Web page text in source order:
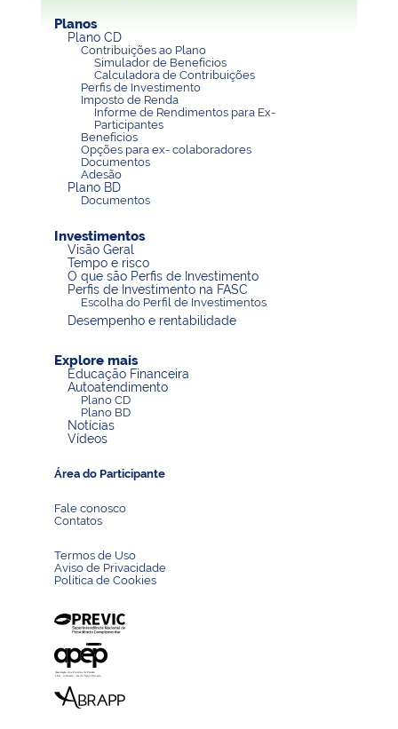
Planos
Plano CD
Contribuições ao Plano
Simulador de Benefícios
Calculadora de Contribuições
Perfis de Investimento
Imposto de Renda
Informe de Rendimentos para Ex-
Participantes
Benefícios
Opções para ex- colaboradores
Documentos
Adesão
Plano BD
Documentos
Investimentos
Visão Geral
Tempo e risco
O que são Perfis de Investimento
Perfis de Investimento na FASC
Escolha do Perfil de Investimentos
Desempenho e rentabilidade
Explore mais
Educação Financeira
Autoatendimento
Plano CD
Plano BD
Notícias
Vídeos
Área do Participante
Fale conosco
Contatos
Termos de Uso
Aviso de Privacidade
Política de Cookies